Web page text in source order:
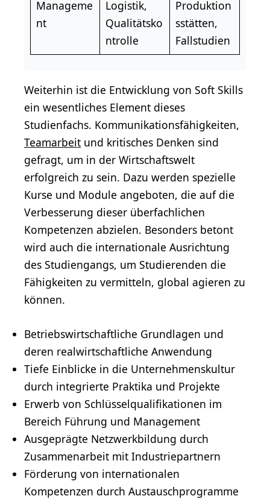
Manageme
nt
Logistik,
Qualitätsko
ntrolle
Produktion
sstätten,
Fallstudien
Weiterhin ist die Entwicklung von Soft Skills
ein wesentliches Element dieses
Studienfachs. Kommunikationsfähigkeiten,
Teamarbeit und kritisches Denken sind
gefragt, um in der Wirtschaftswelt
erfolgreich zu sein. Dazu werden spezielle
Kurse und Module angeboten, die auf die
Verbesserung dieser überfachlichen
Kompetenzen abzielen. Besonders betont
wird auch die internationale Ausrichtung
des Studiengangs, um Studierenden die
Fähigkeiten zu vermitteln, global agieren zu
können.
Betriebswirtschaftliche Grundlagen und
deren realwirtschaftliche Anwendung
Tiefe Einblicke in die Unternehmenskultur
durch integrierte Praktika und Projekte
Erwerb von Schlüsselqualifikationen im
Bereich Führung und Management
Ausgeprägte Netzwerkbildung durch
Zusammenarbeit mit Industriepartnern
Förderung von internationalen
Kompetenzen durch Austauschprogramme